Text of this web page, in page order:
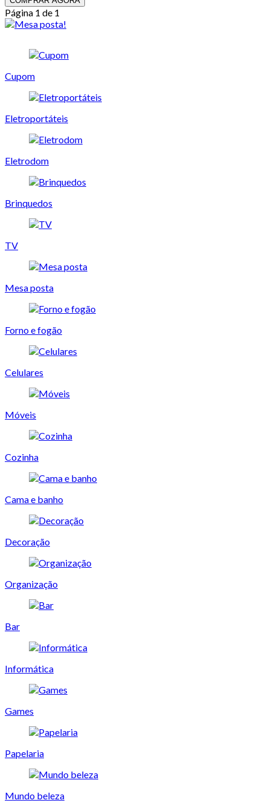
Página 1 de 1
Cupom
Eletroportáteis
Eletrodom
Brinquedos
TV
Mesa posta
Forno e fogão
Celulares
Móveis
Cozinha
Cama e banho
Decoração
Organização
Bar
Informática
Games
Papelaria
Mundo beleza